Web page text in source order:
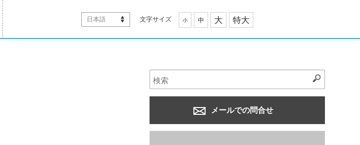
日本語 文字サイズ 小 中 大 特大
メールでの問合せ